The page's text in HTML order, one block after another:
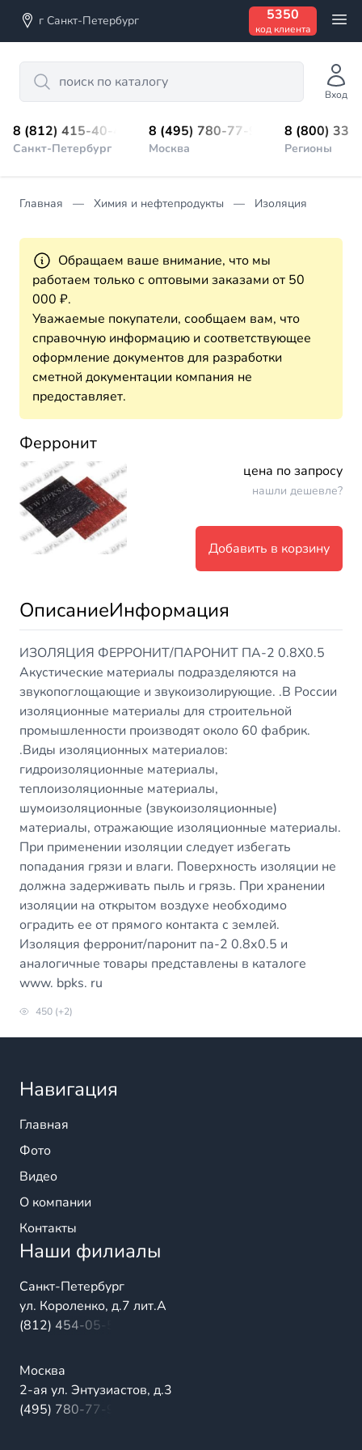
г Санкт-Петербург 5350
код клиента
Search
Вход
8 (812) 415-40-45
Санкт-Петербург
8 (495) 780-77-98
Москва
8 (800)
Регионы
Главная Химия и нефтепродукты Изоляция
Обращаем ваше внимание, что мы
работаем только с оптовыми заказами от 50
000 ₽.
Уважаемые покупатели, сообщаем вам, что
справочную информацию и соответствующее
оформление документов для разработки
сметной документации компания не
предоставляет.
Ферронит
цена по запросу
нашли дешевле?
Добавить в корзину
ОписаниеИнформация
ИЗОЛЯЦИЯ ФЕРРОНИТ/ПАРОНИТ ПА-2 0.8Х0.5
Акустические материалы подразделяются на
звукопоглощающие и звукоизолирующие. .В России
изоляционные материалы для строительной
промышленности производят около 60 фабрик.
.Виды изоляционных материалов:
гидроизоляционные материалы,
теплоизоляционные материалы,
шумоизоляционные (звукоизоляционные)
материалы, отражающие изоляционные материалы.
При применении изоляции следует избегать
попадания грязи и влаги. Поверхность изоляции не
должна задерживать пыль и грязь. При хранении
изоляции на открытом воздухе необходимо
оградить ее от прямого контакта с землей.
Изоляция ферронит/паронит па-2 0.8х0.5 и
аналогичные товары представлены в каталоге
www. bpks. ru
450 (+2)
Навигация
Главная
Фото
Видео
О компании
Контакты
Наши филиалы
Санкт-Петербург
ул. Короленко, д.7 лит.А
(812) 454-05-54
Москва
2-ая ул. Энтузиастов, д.3
(495) 780-77-98